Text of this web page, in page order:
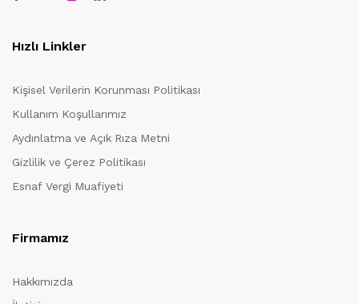
Hızlı Linkler
Kişisel Verilerin Korunması Politikası
Kullanım Koşullarımız
Aydınlatma ve Açık Rıza Metni
Gizlilik ve Çerez Politikası
Esnaf Vergi Muafiyeti
Firmamız
Hakkımızda